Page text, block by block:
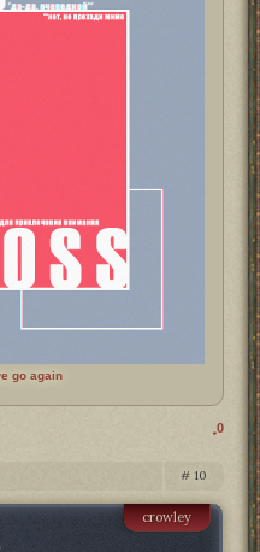
go again
0
10
crowley